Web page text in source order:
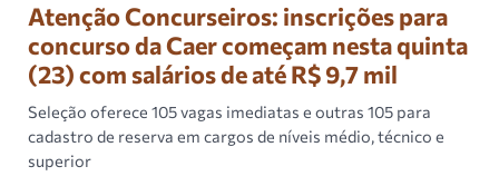
Atenção Concurseiros: inscrições para
concurso da Caer começam nesta quinta
(23) com salários de até R$ 9,7 mil
Seleção oferece 105 vagas imediatas e outras 105 para
cadastro de reserva em cargos de níveis médio, técnico e
superior